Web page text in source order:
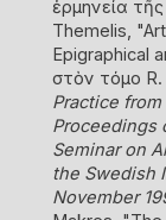
ἑρμηνεία
Themelis,
Epigraphical
στὸν τόμο
Practice
Proceedings
Seminar on
the Swedish
November